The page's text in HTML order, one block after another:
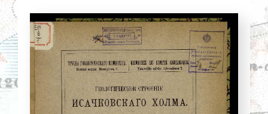
Партнеры